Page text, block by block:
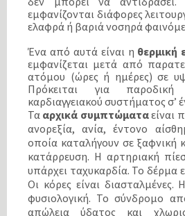
εμφανίζονται διάφορες
ελαφρά ή βαριά νοσηρά
Ένα από αυτά είναι η θερμική
εμφανίζεται μετά από
ατόμου (ώρες ή ημέρες) σε
Πρόκειται για
καρδιαγγειακού συστήματος σ’
Τα αρχικά συμπτώματαείναι
ανορεξία, ανία, έντονο
οποία καταλήγουν σε ξαφνική
κατάρρευση. Η αρτηριακή
υπάρχει ταχυκαρδία. Το δέρμα
Οι κόρες είναι διασταλμένες.
φυσιολογική. Το σύνδρομο
απώλεια ύδατος και